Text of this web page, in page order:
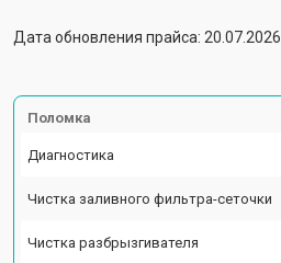
Дата обновления прайса: 20.07.2026
Поломка
Диагностика
Чистка заливного фильтра-сеточки
Чистка разбрызгивателя